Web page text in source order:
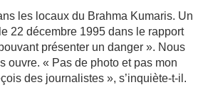
les locaux du Brahma Kumaris. Un
22 décembre 1995 dans le rapport
présenter un danger ». Nous
ouvre. « Pas de photo et pas mon
des journalistes », s’inquiète-t-il.